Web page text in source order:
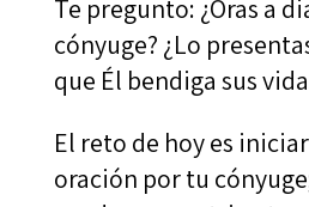
Te pregunto: ¿Oras a
cónyuge? ¿Lo
que Él bendiga sus
El reto de hoy es
oración por tu